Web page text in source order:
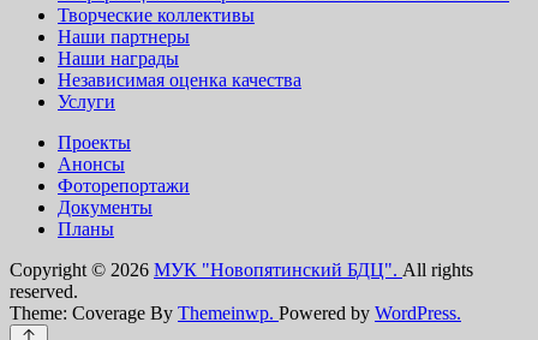
Творческие коллективы
Наши партнеры
Наши награды
Независимая оценка качества
Услуги
Проекты
Анонсы
Фоторепортажи
Документы
Планы
Copyright © 2026 МУК "Новопятинский БДЦ". All rights
reserved.
Theme: Coverage By Themeinwp. Powered by WordPress.